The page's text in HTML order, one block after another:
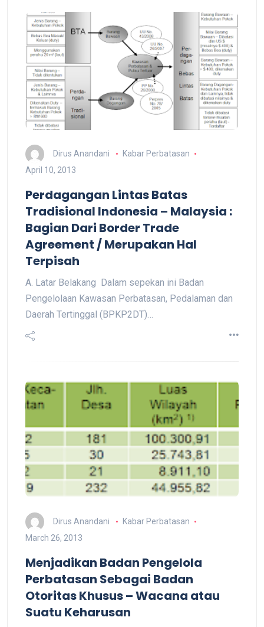
Dirus Anandani
Kabar Perbatasan
April 10, 2013
Perdagangan Lintas Batas
Tradisional Indonesia – Malaysia :
Bagian Dari Border Trade
Agreement / Merupakan Hal
Terpisah
A. Latar Belakang Dalam sepekan ini Badan
Pengelolaan Kawasan Perbatasan, Pedalaman dan
Daerah Tertinggal (BPKP2DT)…
Dirus Anandani
Kabar Perbatasan
March 26, 2013
Menjadikan Badan Pengelola
Perbatasan Sebagai Badan
Otoritas Khusus – Wacana atau
Suatu Keharusan